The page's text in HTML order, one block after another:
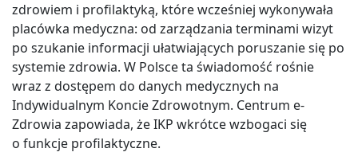
zdrowiem i profilaktyką, które wcześniej wykonywała
placówka medyczna: od zarządzania terminami wizyt
po szukanie informacji ułatwiających poruszanie się po
systemie zdrowia. W Polsce ta świadomość rośnie
wraz z dostępem do danych medycznych na
Indywidualnym Koncie Zdrowotnym. Centrum e-
Zdrowia zapowiada, że IKP wkrótce wzbogaci się
o funkcje profilaktyczne.